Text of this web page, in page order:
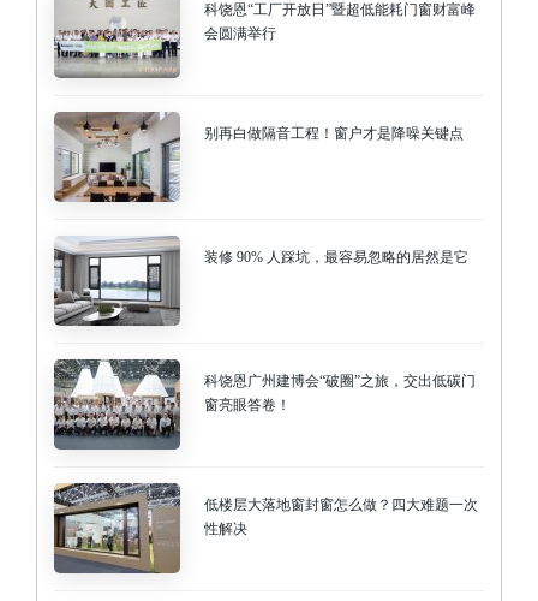
科饶恩“工厂开放日”暨超低能耗门窗财富峰
会圆满举行
别再白做隔音工程！窗户才是降噪关键点
装修 90% 人踩坑，最容易忽略的居然是它
科饶恩广州建博会“破圈”之旅，交出低碳门
窗亮眼答卷！
低楼层大落地窗封窗怎么做？四大难题一次
性解决